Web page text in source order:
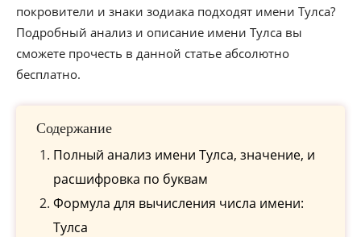
покровители и знаки зодиака подходят имени Тулса?
Подробный анализ и описание имени Тулса вы
сможете прочесть в данной статье абсолютно
бесплатно.
Содержание
Полный анализ имени Тулса, значение, и
расшифровка по буквам
Формула для вычисления числа имени:
Тулса